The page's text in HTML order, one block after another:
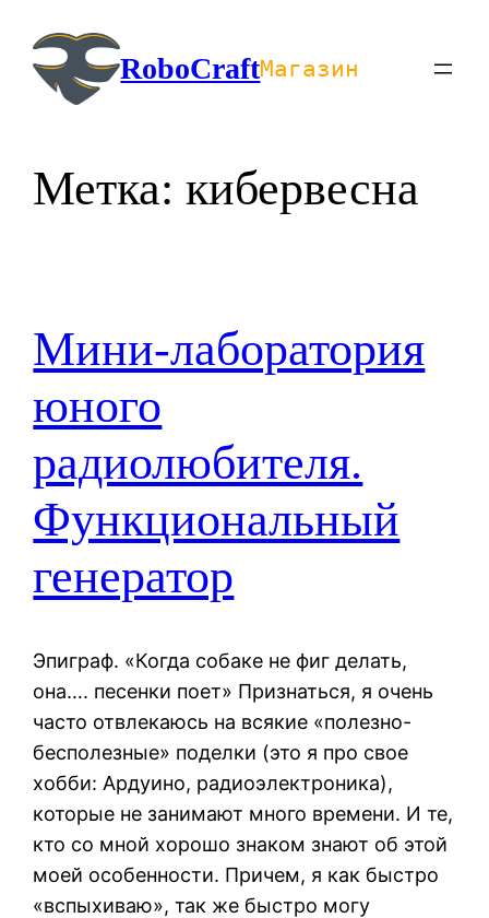
содержимомуRoboCraftМагазин
Метка:кибервесна
Мини-лаборатория
юного
радиолюбителя.
Функциональный
генератор
Эпиграф. «Когда собаке не фиг делать,
она…. песенки поет» Признаться, я очень
часто отвлекаюсь на всякие «полезно-
бесполезные» поделки (это я про свое
хобби: Ардуино, радиоэлектроника),
которые не занимают много времени. И те,
кто со мной хорошо знаком знают об этой
моей особенности. Причем, я как быстро
«вспыхиваю», так же быстро могу